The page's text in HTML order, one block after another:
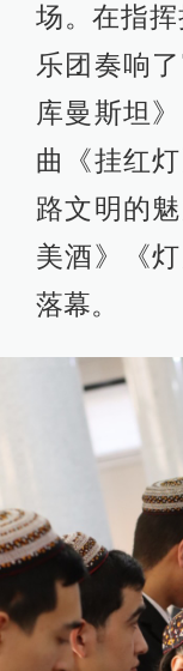
场。在指挥
乐团奏响
库曼斯坦
曲《挂红
路文明的
美酒》《
落幕。